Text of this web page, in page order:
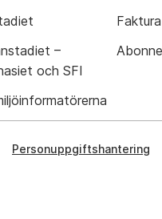
–
och SFI
Personuppgiftshantering